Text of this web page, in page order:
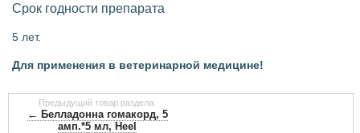
Срок годности препарата
5 лет.
Для применения в ветеринарной медицине!
Предыдущий товар раздела:
← Белладонна гомакорд, 5
амп.*5 мл, Heel